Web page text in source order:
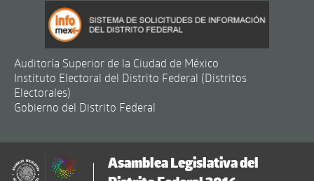
Auditoría Superior de la Ciudad de México
Instituto Electoral del Distrito Federal (Distritos
Electorales)
Gobierno del Distrito Federal
Asamblea Legislativa del